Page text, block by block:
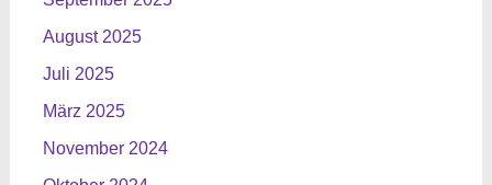
August 2025
Juli 2025
März 2025
November 2024